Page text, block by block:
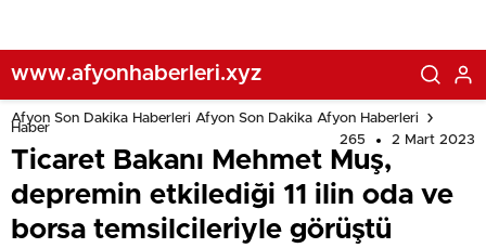
www.afyonhaberleri.xyz
Afyon Son Dakika Haberleri Afyon Son Dakika Afyon Haberleri
Haber
265
2 Mart 2023
Ticaret Bakanı Mehmet Muş,
depremin etkilediği 11 ilin oda ve
borsa temsilcileriyle görüştü